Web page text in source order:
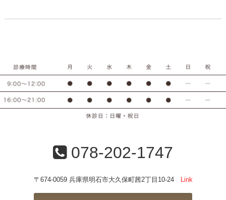
078-202-1747
〒674-0059 兵庫県明石市大久保町茜2丁目10-24 Link